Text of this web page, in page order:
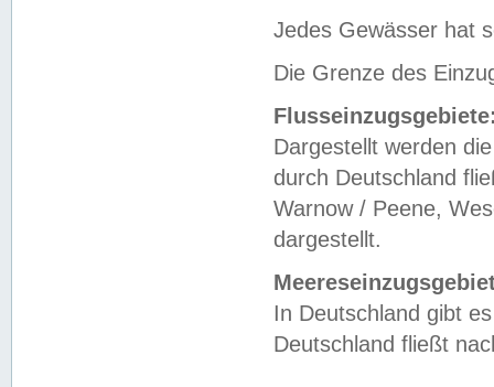
Jedes Gewässer hat
Die Grenze des
Dargestellt werden
durch Deutschland
Warnow / Peene,
dargestellt.
In Deutschland gibt
Deutschland fließt